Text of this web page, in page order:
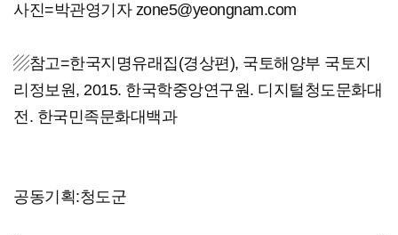
사진=박관영기자 zone5@yeongnam.com
▨참고=한국지명유래집(경상편), 국토해양부 국토지
리정보원, 2015. 한국학중앙연구원. 디지털청도문화대
전. 한국민족문화대백과
공동기획:청도군